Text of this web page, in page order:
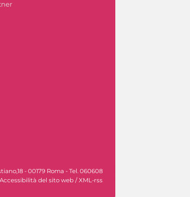
- 00179 Roma - Tel. 060608
Accessibilità del sito web /XML-rss